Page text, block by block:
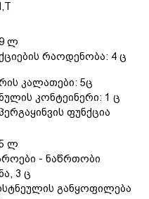
ლ
რაოდენობა: 4 ც
კალათები: 5ც
კონტეინერი: 1 ც
ფუნქცია
ლ
- ნაწრთობი
3 ც
განყოფილება